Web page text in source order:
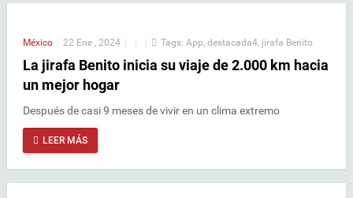
México | 22 Ene , 2024 | | | Tags: App destacada4 jirafa Benito
La jirafa Benito inicia su viaje de 2.000 km hacia
un mejor hogar
Después de casi 9 meses de vivir en un clima extremo
LEER MÁS